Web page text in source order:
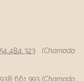
484 323
(Chamada
938 661 993 (Chamada